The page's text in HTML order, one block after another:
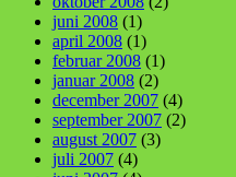
juni 2008 (1)
april 2008 (1)
februar 2008 (1)
januar 2008 (2)
december 2007 (4)
september 2007 (2)
august 2007 (3)
juli 2007 (4)